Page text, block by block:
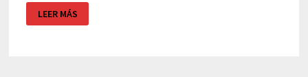
CANOPY
TOWER
–
LEER MÁS